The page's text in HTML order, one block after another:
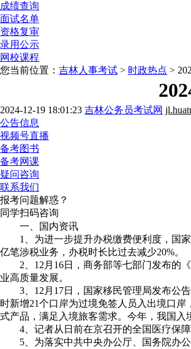
成绩查询
面试名单
资格复审
录用公示
网校课程
您当前位置： 吉林人事考试 > 时政热点 >
2024-12-19 18:01:23 吉林公务员考试网
公告信息
视频号直播
备考图书
备考网课
疑问咨询
联系我们
报考问题解惑？
同学扫码咨询
一、国内资讯
1、为进一步提升办税缴费便利度，国家
亿笔涉税业务，办税时长比过去减少20%。
2、12月16日，商务部等七部门发布的《
业高质量发展。
3、12月17日，国家移民管理局发布公告
时新增21个口岸为过境免签人员入出境口
式产品，满足入境旅客需求。今年，我国入
4、记者从日前在京召开的全国医疗保障
5、为落实中共中央办公厅、国务院办公